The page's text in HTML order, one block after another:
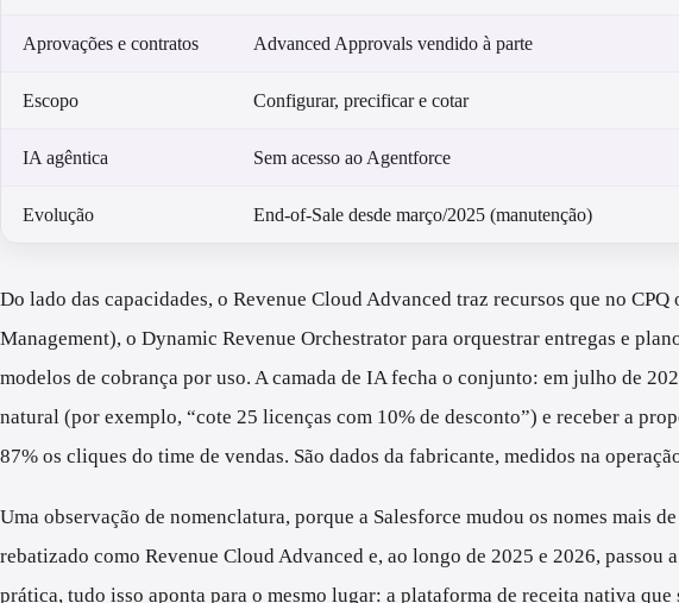
Aprovações e contratos Advanced Approvals vendido à parte
Escopo Configurar, precificar e cotar
IA agêntica Sem acesso ao Agentforce
Evolução End-of-Sale desde março/2025 (manutenção)
Do lado das capacidades, o Revenue Cloud Advanced traz recursos que no
Management), o Dynamic Revenue Orchestrator para orquestrar entregas e
modelos de cobrança por uso. A camada de IA fecha o conjunto: em julho de
natural (por exemplo, “cote 25 licenças com 10% de desconto”) e receber a
87% os cliques do time de vendas. São dados da fabricante, medidos na
Uma observação de nomenclatura, porque a Salesforce mudou os nomes mais
rebatizado como Revenue Cloud Advanced e, ao longo de 2025 e 2026,
prática, tudo isso aponta para o mesmo lugar: a plataforma de receita nativa que